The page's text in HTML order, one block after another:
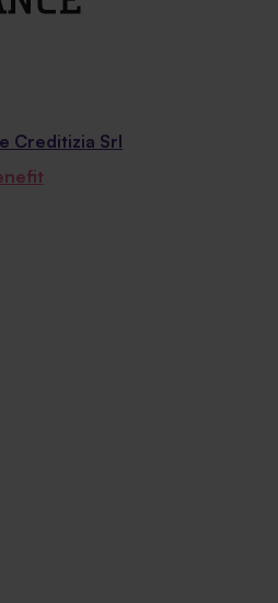
Creditizia Srl